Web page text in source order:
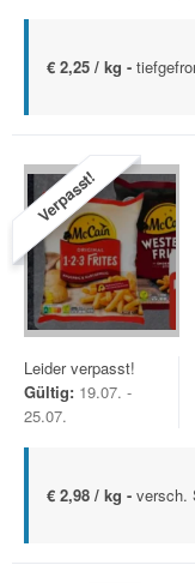
€ 2,25 / kg -
Verpasst!
Leider verpasst!
Gültig: 19.07. -
25.07.
€ 2,98 / kg - versch.